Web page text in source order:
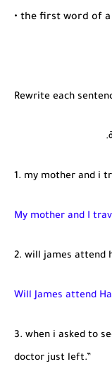
• the first word of
Rewrite each
1. my mother and i
My mother and I
2. will james attend
Will James attend
3. when i asked to
doctor just left.”